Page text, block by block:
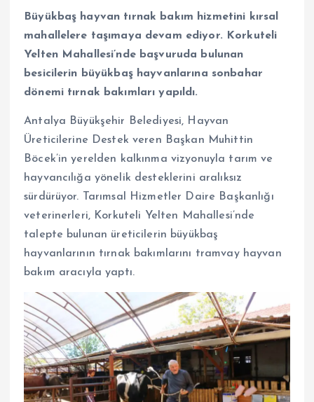
Büyükbaş hayvan tırnak bakım hizmetini kırsal
mahallelere taşımaya devam ediyor. Korkuteli
Yelten Mahallesi’nde başvuruda bulunan
besicilerin büyükbaş hayvanlarına sonbahar
dönemi tırnak bakımları yapıldı.
Antalya Büyükşehir Belediyesi, Hayvan
Üreticilerine Destek veren Başkan Muhittin
Böcek’in yerelden kalkınma vizyonuyla tarım ve
hayvancılığa yönelik desteklerini aralıksız
sürdürüyor. Tarımsal Hizmetler Daire Başkanlığı
veterinerleri, Korkuteli Yelten Mahallesi’nde
talepte bulunan üreticilerin büyükbaş
hayvanlarının tırnak bakımlarını tramvay hayvan
bakım aracıyla yaptı.